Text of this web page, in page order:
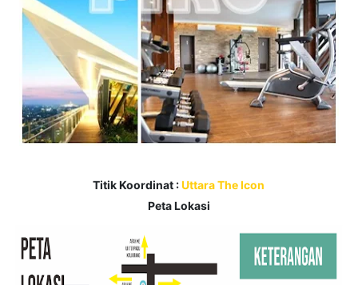
Titik Koordinat :Uttara The Icon
Peta Lokasi